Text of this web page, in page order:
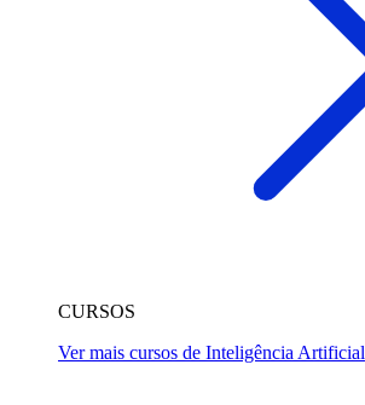
CURSOS
Ver mais cursos de Inteligência Artificial